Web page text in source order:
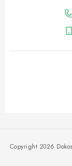
Copyright 2026